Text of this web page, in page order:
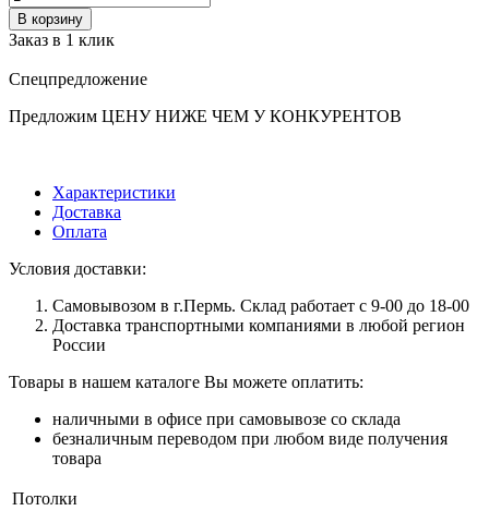
В корзину
Заказ в 1 клик
Спецпредложение
Предложим ЦЕНУ НИЖЕ ЧЕМ У КОНКУРЕНТОВ
Характеристики
Доставка
Оплата
Условия доставки:
Самовывозом в г.Пермь. Склад работает с 9-00 до 18-00
Доставка транспортными компаниями в любой регион
России
Товары в нашем каталоге Вы можете оплатить:
наличными в офисе при самовывозе со склада
безналичным переводом при любом виде получения
товара
Потолки